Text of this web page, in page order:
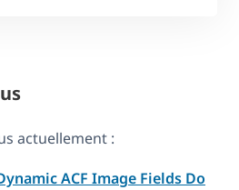
actuellement :
ACF Image Fields Do